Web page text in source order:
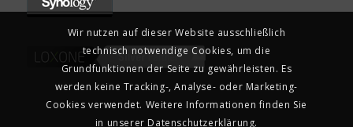
Wir nutzen auf dieser Website ausschließlich
technisch notwendige Cookies, um die
Grundfunktionen der Seite zu gewährleisten. Es
werden keine Tracking-, Analyse- oder Marketing-
Cookies verwendet. Weitere Informationen finden Sie
in unserer Datenschutzerklärung.